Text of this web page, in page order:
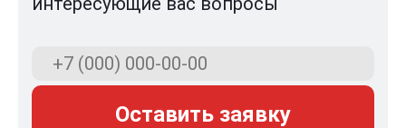
Оставить заявку